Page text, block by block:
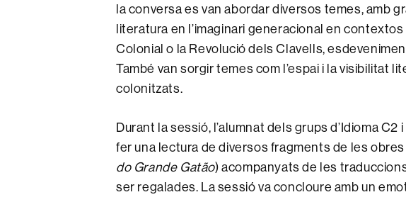
la conversa es van abordar diversos temes, amb
literatura en l’imaginari generacional en
Colonial o la Revolució dels Clavells,
També van sorgir temes com l’espai i la visibilitat
colonitzats.
Durant la sessió, l’alumnat dels grups d’Idioma C2
fer una lectura de diversos fragments de les obres
do Grande Gatão) acompanyats de les
ser regalades. La sessió va concloure amb un